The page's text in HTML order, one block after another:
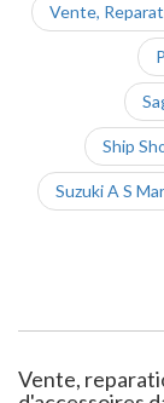
Vente,
Ship
Suzuki A S
Vente,